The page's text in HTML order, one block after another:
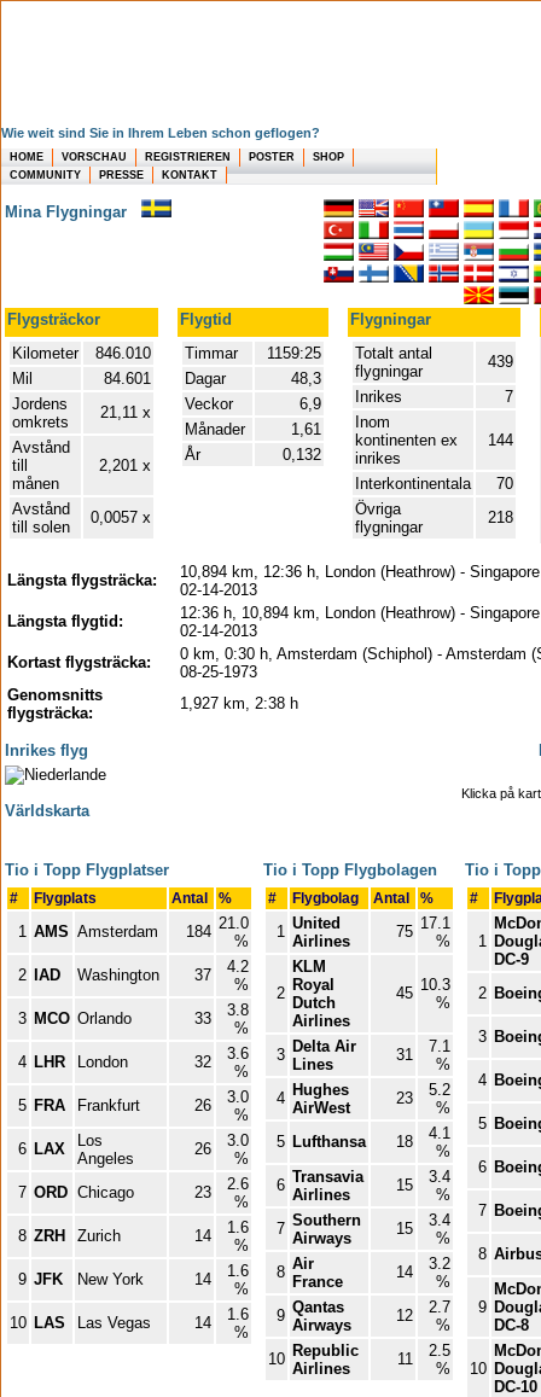
Wie weit sind Sie in Ihrem Leben schon geflogen?
HOME VORSCHAU REGISTRIEREN POSTER
SHOP
COMMUNITY
PRESSE KONTAKT
Mina Flygningar
Flygsträckor Flygtid
Flygningar
Kilometer
846.010
Mil
84.601
Jordens
omkrets
21,11 x
Avstånd
till
månen
2,201 x
Avstånd
till solen
0,0057 x
Timmar
1159:25
Dagar
48,3
Veckor
6,9
Månader
1,61
År
0,132
Totalt antal
flygningar
439
Inrikes
7
Inom
kontinenten ex
inrikes
144
Interkontinentala
70
Övriga
flygningar
218
Längsta flygsträcka:
10,894 km, 12:36 h, London (Heathrow) -
02-14-2013
Längsta flygtid:
12:36 h, 10,894 km, London (Heathrow) -
02-14-2013
Kortast flygsträcka:
0 km, 0:30 h, Amsterdam (Schiphol) - Amsterdam
08-25-1973
Genomsnitts
flygsträcka:
1,927 km, 2:38 h
Inrikes flyg
Klicka på
Världskarta
Tio i Topp Flygplatser
# Flygplats Antal %
1 AMS Amsterdam 184 21.0
%
2
IAD Washington 37
4.2
%
3 MCO Orlando 33
3.8
%
4 LHR London 32
3.6
%
5 FRA Frankfurt 26
3.0
%
6 LAX
Los
Angeles
26
3.0
%
7 ORD Chicago 23
2.6
%
8 ZRH Zurich 14
1.6
%
9 JFK New York 14
1.6
%
10 LAS Las Vegas 14
1.6
%
Tio i Topp Flygbolagen
# Flygbolag Antal %
1 United
Airlines
75 17.1
%
2
KLM
Royal
Dutch
Airlines
45 10.3
%
3 Delta Air
Lines
31
7.1
%
4 Hughes
AirWest
23
5.2
%
5 Lufthansa 18
4.1
%
6 Transavia
Airlines
15
3.4
%
7 Southern
Airways
15
3.4
%
8 Air
France
14
3.2
%
9 Qantas
Airways
12
2.7
%
10 Republic
Airlines
11
2.5
%
Tio i
#
1
DC-9
2
3
4
5
6
7
8
9
DC-8
10
DC-10